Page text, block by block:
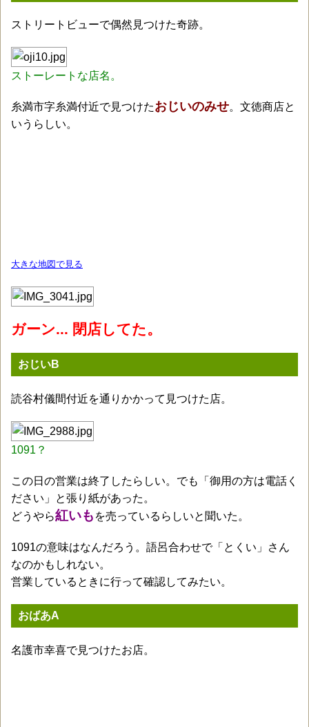
ストリートビューで偶然見つけた奇跡。
ストーレートな店名。
糸満市字糸満付近で見つけたおじいのみせ。文徳商店と
いうらしい。
大きな地図で見る
ガーン... 閉店してた。
おじいB
読谷村儀間付近を通りかかって見つけた店。
1091？
この日の営業は終了したらしい。でも「御用の方は電話く
ださい」と張り紙があった。
どうやら紅いも を売っているらしいと聞いた。
1091の意味はなんだろう。語呂合わせで「とくい」さん
なのかもしれない。
営業しているときに行って確認してみたい。
おばあA
名護市幸喜で見つけたお店。